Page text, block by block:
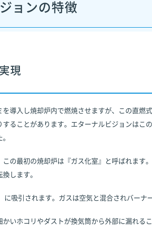
ョンの特徴
現
導入し焼却炉内で燃焼させますが、この直燃
ることがあります。エターナルビジョンはこ
の最初の焼却炉は『ガス化室』と呼ばれます
します。
吸引されます。ガスは空気と混合されバーナ
いホコリやダストが換気筒から外部に漏れるこ